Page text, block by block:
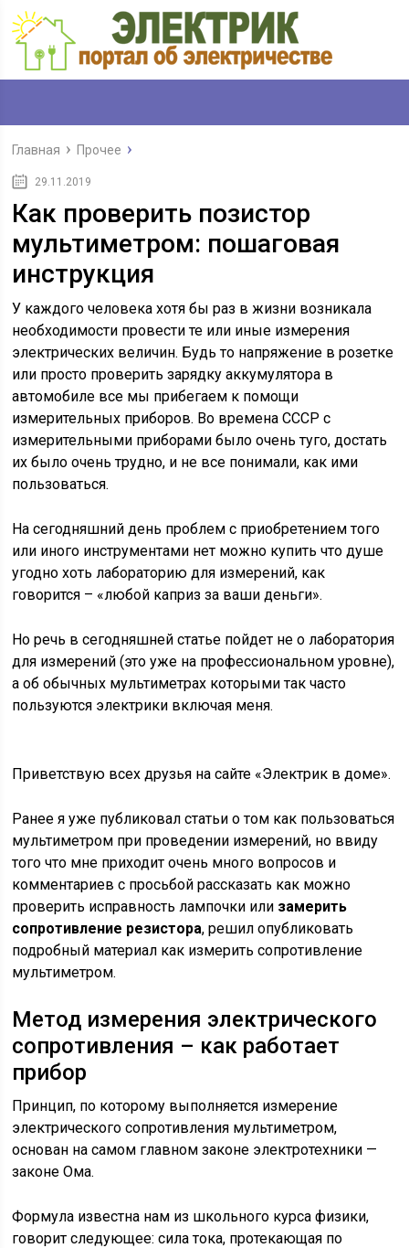
Главная Прочее
29.11.2019
Как проверить позистор
мультиметром: пошаговая
инструкция
У каждого человека хотя бы раз в жизни возникала
необходимости провести те или иные измерения
электрических величин. Будь то напряжение в розетке
или просто проверить зарядку аккумулятора в
автомобиле все мы прибегаем к помощи
измерительных приборов. Во времена СССР с
измерительными приборами было очень туго, достать
их было очень трудно, и не все понимали, как ими
пользоваться.
На сегодняшний день проблем с приобретением того
или иного инструментами нет можно купить что душе
угодно хоть лабораторию для измерений, как
говорится – «любой каприз за ваши деньги».
Но речь в сегодняшней статье пойдет не о лаборатория
для измерений (это уже на профессиональном уровне),
а об обычных мультиметрах которыми так часто
пользуются электрики включая меня.
Приветствую всех друзья на сайте «Электрик в доме».
Ранее я уже публиковал статьи о том как пользоваться
мультиметром при проведении измерений, но ввиду
того что мне приходит очень много вопросов и
комментариев с просьбой рассказать как можно
проверить исправность лампочки или замерить
сопротивление резистора, решил опубликовать
подробный материал как измерить сопротивление
мультиметром.
Метод измерения электрического
сопротивления – как работает
прибор
Принцип, по которому выполняется измерение
электрического сопротивления мультиметром,
основан на самом главном законе электротехники —
законе Ома.
Формула известна нам из школьного курса физики,
говорит следующее: сила тока, протекающая по